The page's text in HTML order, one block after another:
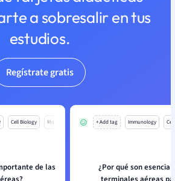
a sobresalir en tus
estudios.
Regístrate gratis
Cell Biology Mo
de las
+ Add tag Immunology
¿Por qué son